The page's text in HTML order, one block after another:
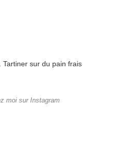
sur du pain frais
moi sur Instagram